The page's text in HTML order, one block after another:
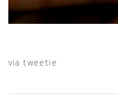
via tweetie